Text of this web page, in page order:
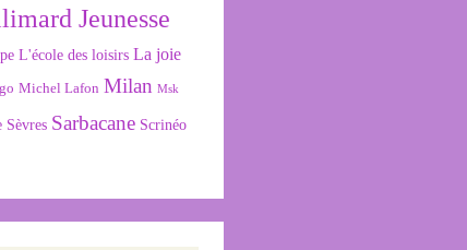
Jeunesse
L'école des loisirs La joie
Michel Lafon Milan Msk
Sèvres Sarbacane Scrinéo